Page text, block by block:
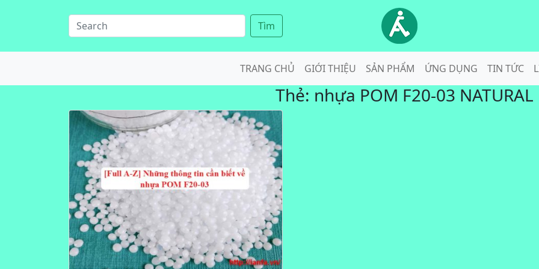
Tìm
TRANG CHỦ GIỚI THIỆU SẢN PHẨM ỨNG DỤNG TIN TỨC
Thẻ: nhựa POM F20-03 NATURAL